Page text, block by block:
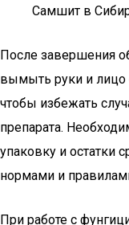
Самшит в
После завершения
вымыть руки и
чтобы избежать
препарата.
упаковку и остатки
нормами и
При работе с